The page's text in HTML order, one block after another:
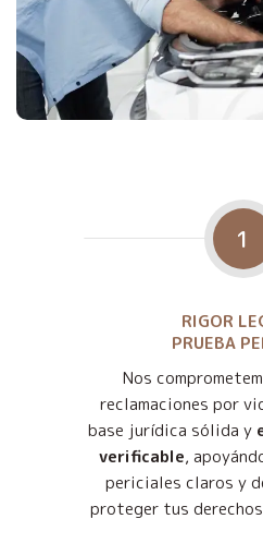
1
RIGOR
PRUEBA
Nos
reclamaciones por
base jurídica sólida y
verificable,
periciales claros y
proteger tus